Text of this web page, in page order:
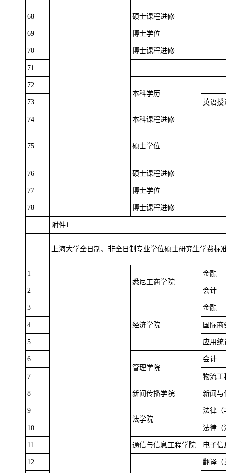
68 硕士课程进修
69 博士学位
70 博士课程进修
71
72
本科学历
73
英语授
74 本科课程进修
75 硕士学位
76 硕士课程进修
77 博士学位
78 博士课程进修
附件1
上海大学全日制、非全日制专业学位硕士研究生学费标
1
悉尼工商学院
金融
2 会计
3
经济学院
金融
4 国际商
5 应用统
6
管理学院
会计
7 物流工
8 新闻传播学院 新闻与
9
法学院
法律（
10 法律（
11 通信与信息工程学院 电子信
12 翻译（